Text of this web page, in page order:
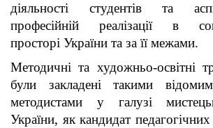
діяльності студентів та
професійній реалізації в
просторі України та за її межами.
Методичні та художньо-освітні
були закладені такими
методистами у галузі
України, як кандидат